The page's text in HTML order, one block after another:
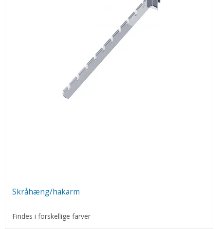
Skråhæng/hakarm
Findes i forskellige farver